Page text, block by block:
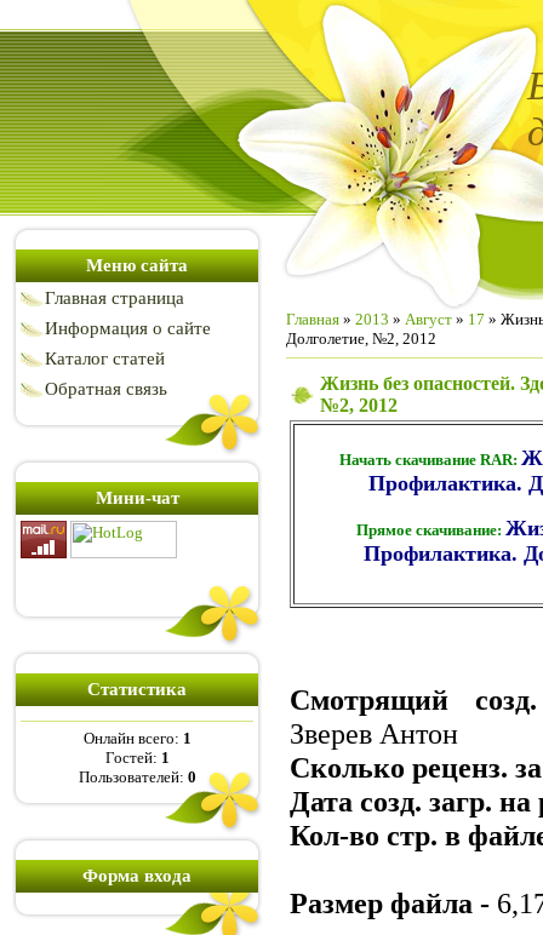
Меню сайта
Главная страница
Информация о сайте
Каталог статей
Обратная связь
Мини-чат
Статистика
Онлайн всего: 1
Гостей: 1
Пользователей: 0
Форма входа
Главная » 2013 » Август » 17 »
Долголетие, №2, 2012
Жизнь без опасностей.
№2, 2012
Начать скачивание RAR:
Профилактика.
Прямое скачивание:
Профилактика.
Смотрящий
Зверев Антон
Сколько реценз.
Дата созд. загр.
Кол-во стр. в
Размер файла -